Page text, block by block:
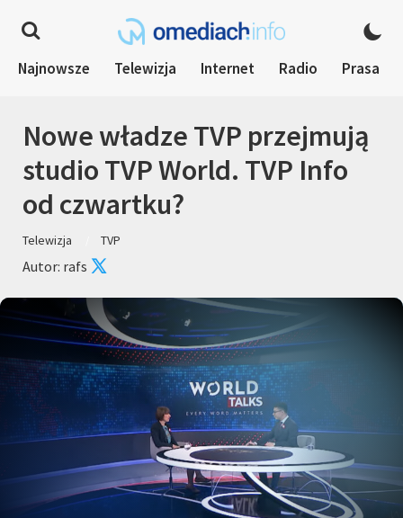
Najnowsze Telewizja Internet Radio Prasa
Nowe władze TVP przejmują
studio TVP World. TVP Info
od czwartku?
Telewizja TVP
Autor: rafs